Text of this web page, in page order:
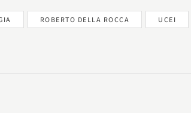
ROBERTO DELLA ROCCA UCEI